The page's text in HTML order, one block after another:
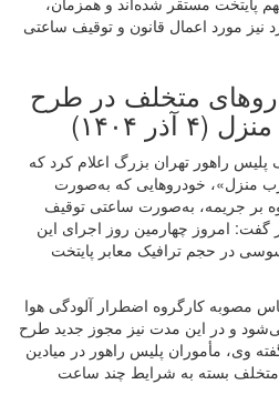
مورد اعمال قانون و توقیف ساعتی
متخلف در طرح
۱۴۰۴)
راهور تهران بزرگ اعلام کرد که
منزل»، خودروهایی که به‌صورت
بر جریمه، به‌صورت ساعتی توقیف
امروز چهارمین روز اجرای این
در حجم ترافیک معابر پایتخت
مصوبه کارگروه اضطرار آلودگی هوا
۲۰:۳۰ اجرا می‌شود و در این مدت نیز مجوز جدید طرح
وی، مأموران پلیس راهور در میادین
بسته به شرایط چند ساعت